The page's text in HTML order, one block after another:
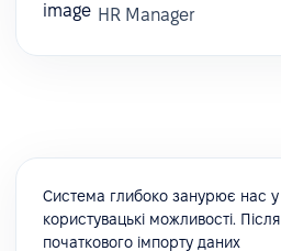
HR Manager
Система глибоко занурює нас у
користувацькі можливості. Після
початкового імпорту даних